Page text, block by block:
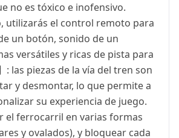
no es tóxico e inofensivo.
utilizarás el control remoto para
un botón, sonido de un
versátiles y ricas de pista para
: las piezas de la vía del tren son
y desmontar, lo que permite a
su experiencia de juego.
el ferrocarril en varias formas
y ovalados), y bloquear cada